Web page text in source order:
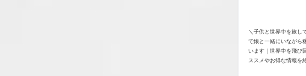
＼子供と世界中を旅し
で娘と一緒にいながら
います｜世界中を飛び
ススメやお得な情報を